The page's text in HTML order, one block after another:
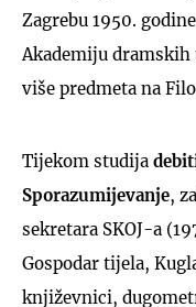
Zagrebu 1950.
Akademiju
više predmeta na
Tijekom studija
Sporazumijevanje,
sekretara SKOJ-a
Gospodar tijela,
književnici,